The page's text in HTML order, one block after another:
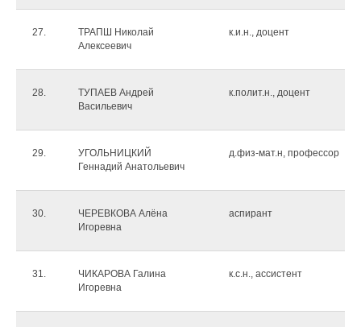
27.
ТРАПШ Николай
Алексеевич
к.и.н., доцент
28.
ТУПАЕВ Андрей
Васильевич
к.полит.н., доцент
29.
УГОЛЬНИЦКИЙ
Геннадий Анатольевич
д.физ-мат.н, профессор
30.
ЧЕРЕВКОВА Алёна
Игоревна
аспирант
31.
ЧИКАРОВА Галина
Игоревна
к.с.н., ассистент